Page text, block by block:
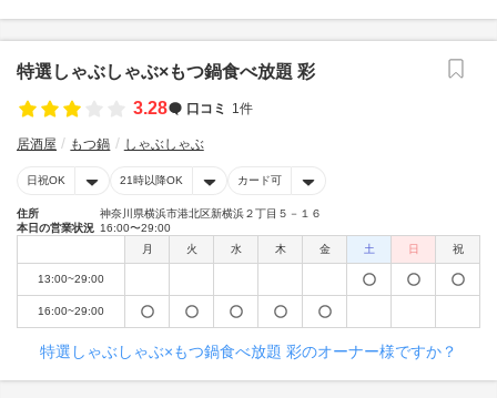
特選しゃぶしゃぶ×もつ鍋食べ放題 彩
3.28
口コミ 1件
居酒屋 もつ鍋 しゃぶしゃぶ
日祝OK 21時以降OK カード可
住所
神奈川県横浜市港北区新横浜２丁目５－１６
本日の営業状況 16:00〜29:00
月
火 水 木 金 土 日 祝
13:00~29:00
16:00~29:00
特選しゃぶしゃぶ×もつ鍋食べ放題 彩のオーナー様ですか？